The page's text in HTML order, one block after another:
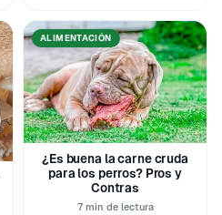
ALIMENTACIÓN
¿Es buena la carne cruda
para los perros? Pros y
Contras
7 min de lectura